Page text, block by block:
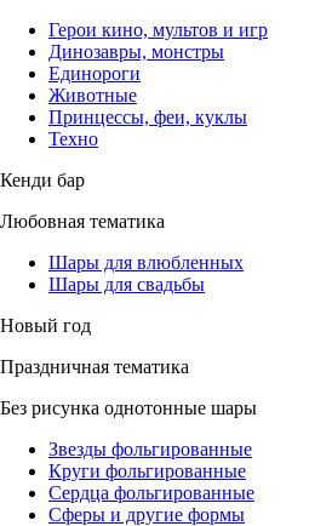
Герои кино, мультов и игр
Динозавры, монстры
Единороги
Животные
Принцессы, феи, куклы
Техно
Кенди бар
Любовная тематика
Шары для влюбленных
Шары для свадьбы
Новый год
Праздничная тематика
Без рисунка однотонные шары
Звезды фольгированные
Круги фольгированные
Сердца фольгированные
Сферы и другие формы